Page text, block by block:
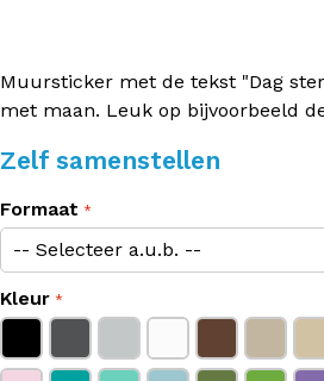
Muursticker met de tekst "Dag
met maan. Leuk op bijvoorbeeld
Zelf samenstellen
Formaat
Kleur